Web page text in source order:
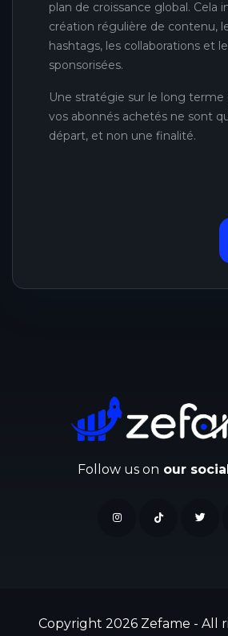
plan de croissance global. Cela
création régulière de contenu,
hashtags, les collaborations et
sponsorisées.
Une stratégie sur le long terme
vos abonnés achetés ne sont
départ, et non une finalité.
Follow us on our
Copyright 2026 Zefame - All